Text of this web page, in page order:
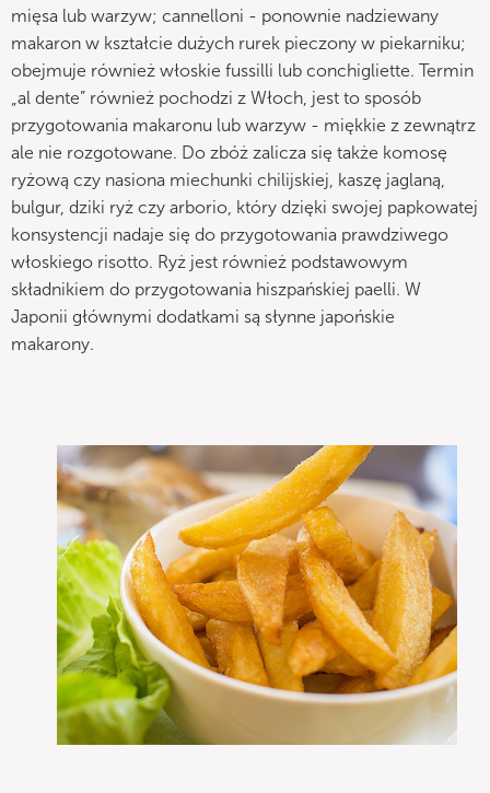
mięsa lub warzyw; cannelloni - ponownie nadziewany
makaron w kształcie dużych rurek pieczony w piekarniku;
obejmuje również włoskie fussilli lub conchigliette. Termin
„al dente” również pochodzi z Włoch, jest to sposób
przygotowania makaronu lub warzyw - miękkie z zewnątrz
ale nie rozgotowane. Do zbóż zalicza się także komosę
ryżową czy nasiona miechunki chilijskiej, kaszę jaglaną,
bulgur, dziki ryż czy arborio, który dzięki swojej papkowatej
konsystencji nadaje się do przygotowania prawdziwego
włoskiego risotto. Ryż jest również podstawowym
składnikiem do przygotowania hiszpańskiej paelli. W
Japonii głównymi dodatkami są słynne japońskie
makarony.